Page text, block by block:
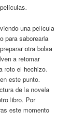
una película
para saborearla
otra bolsa
a retomar
roto el hechizo.
en este punto.
de la novela
libro. Por
este momento